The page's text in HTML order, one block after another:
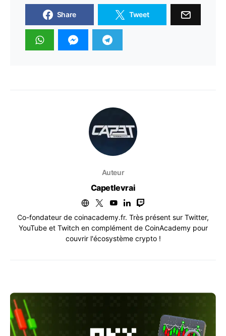
Share Tweet
Auteur
Capetlevrai
Co-fondateur de coinacademy.fr. Très présent sur Twitter,
YouTube et Twitch en complément de CoinAcademy pour
couvrir l'écosystème crypto !